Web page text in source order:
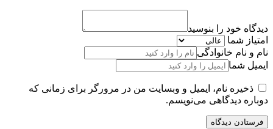
دیدگاه خود را بنوسید
امتیاز شما
نام و نام خانوادگی
ایمیل شما
ذخیره نام، ایمیل و وبسایت من در مرورگر برای زمانی که
دوباره دیدگاهی می‌نویسم.